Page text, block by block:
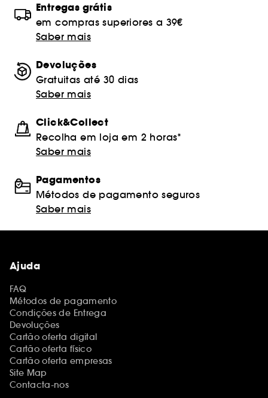
Entregas grátis
em compras superiores a 39€
Saber mais
Devoluções
Gratuitas até 30 dias
Saber mais
Click&Collect
Recolha em loja em 2 horas*
Saber mais
Pagamentos
Métodos de pagamento seguros
Saber mais
Ajuda
FAQ
Métodos de pagamento
Condições de Entrega
Devoluções
Cartão oferta digital
Cartão oferta físico
Cartão oferta empresas
Site Map
Contacta-nos